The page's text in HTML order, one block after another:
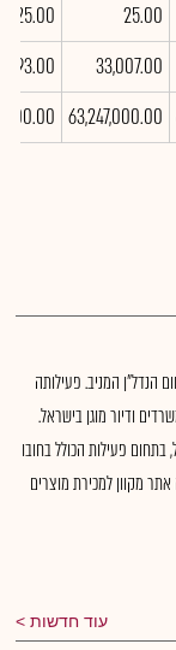
25.00
25.00
33,007.00
63,247,000.00
הנדל"ן המניב. פעילותה
ודיור מוגן בישראל.
פעילות הכולל בחובו
מקוון למכירת מוצרים
עוד חדשות